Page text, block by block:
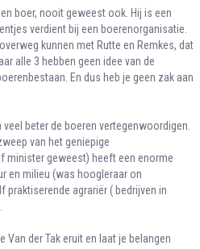
boer, nooit geweest ook. Hij is een
verdient bij een boerenorganisatie.
kunnen met Rutte en Remkes, dat
alle 3 hebben geen idee van de
En dus heb je geen zak aan
veel beter de boeren vertegenwoordigen.
van het geniepige
minister geweest) heeft een enorme
en milieu (was hoogleraar on
praktiserende agrariër ( bedrijven in
der Tak eruit en laat je belangen